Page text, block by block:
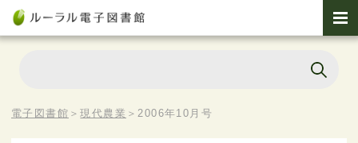
電子図書館 ＞現代農業 ＞2006年10月号